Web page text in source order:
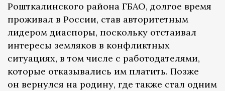
Рошткалинского района ГБАО, долгое время
проживал в России, став авторитетным
лидером диаспоры, поскольку отстаивал
интересы земляков в конфликтных
ситуациях, в том числе с работодателями,
которые отказывались им платить. Позже
он вернулся на родину, где также стал одним